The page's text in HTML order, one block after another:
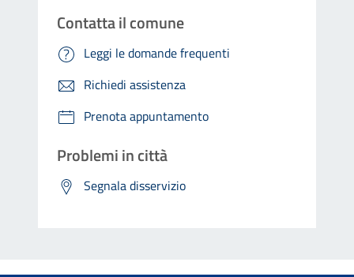
Contatta il comune
Leggi le domande frequenti
Richiedi assistenza
Prenota appuntamento
Problemi in città
Segnala disservizio